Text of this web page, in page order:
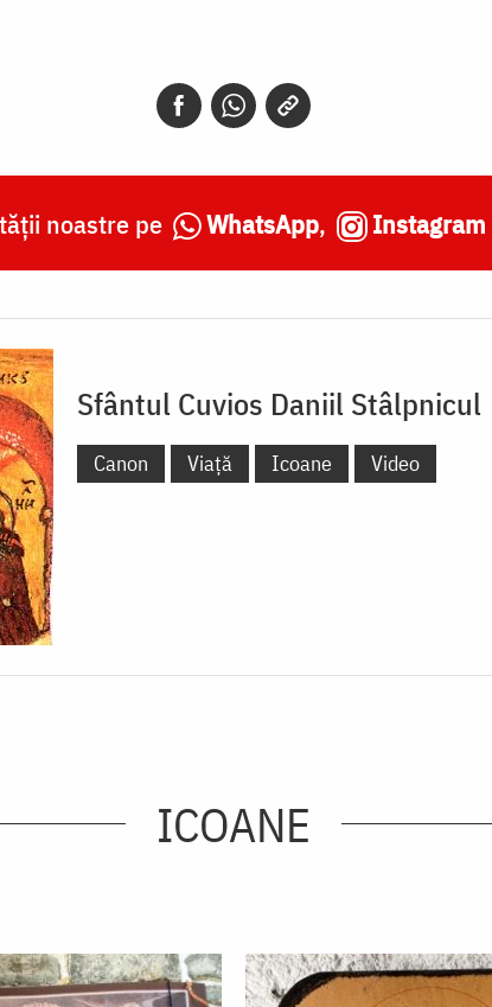
noastre pe WhatsApp, Instagram
Sfântul Cuvios Daniil Stâlpnicul
Canon Viață Icoane Video
ICOANE